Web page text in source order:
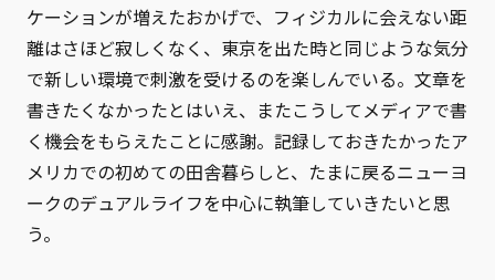
ケーションが増えたおかげで、フィジカルに会えない距
離はさほど寂しくなく、東京を出た時と同じような気分
で新しい環境で刺激を受けるのを楽しんでいる。文章を
書きたくなかったとはいえ、またこうしてメディアで書
く機会をもらえたことに感謝。記録しておきたかったア
メリカでの初めての田舎暮らしと、たまに戻るニューヨ
ークのデュアルライフを中心に執筆していきたいと思
う。